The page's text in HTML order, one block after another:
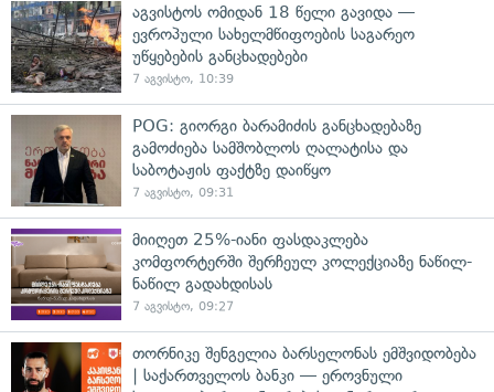
აგვისტოს ომიდან 18 წელი გავიდა —
ევროპული სახელმწიფოების საგარეო
უწყებების განცხადებები
7 აგვისტო, 10:39
POG: გიორგი ბარამიძის განცხადებაზე
გამოძიება სამშობლოს ღალატისა და
საბოტაჟის ფაქტზე დაიწყო
7 აგვისტო, 09:31
მიიღეთ 25%-იანი ფასდაკლება
კომფორტერში შერჩეულ კოლექციაზე ნაწილ-
ნაწილ გადახდისას
7 აგვისტო, 09:27
თორნიკე შენგელია ბარსელონას ემშვიდობება
| საქართველოს ბანკი — ეროვნული